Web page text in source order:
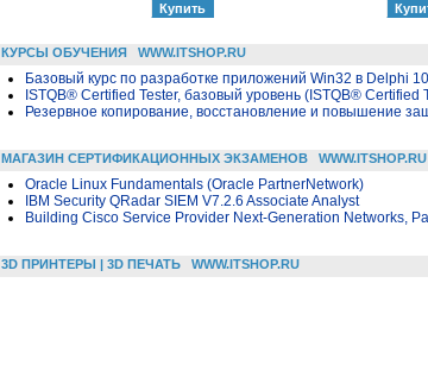
КУРСЫ ОБУЧЕНИЯ
WWW.ITSHOP.RU
Базовый курс по разработке приложений Win32 в Delphi
ISTQB® Certified Tester, базовый уровень (ISTQB® Certified
Резервное копирование, восстановление и повышение
МАГАЗИН СЕРТИФИКАЦИОННЫХ ЭКЗАМЕНОВ
WWW.ITSHOP.RU
Oracle Linux Fundamentals (Oracle PartnerNetwork)
IBM Security QRadar SIEM V7.2.6 Associate Analyst
Building Cisco Service Provider Next-Generation Networks,
3D ПРИНТЕРЫ | 3D ПЕЧАТЬ
WWW.ITSHOP.RU